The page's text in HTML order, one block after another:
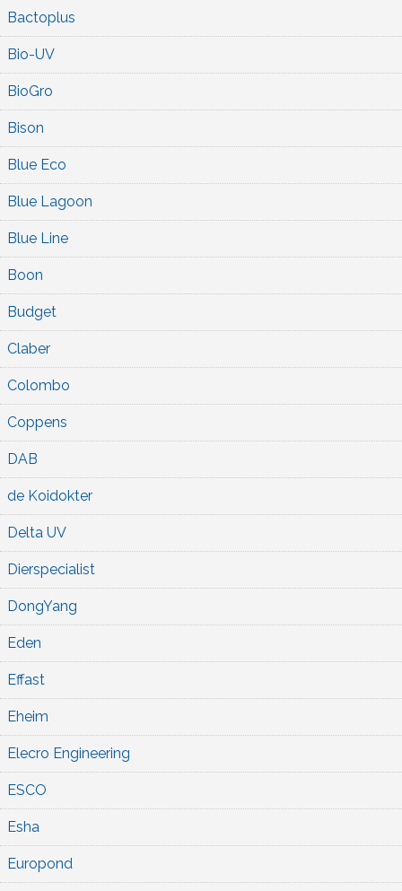
Bactoplus
Bio-UV
BioGro
Bison
Blue Eco
Blue Lagoon
Blue Line
Boon
Budget
Claber
Colombo
Coppens
DAB
de Koidokter
Delta UV
Dierspecialist
DongYang
Eden
Effast
Eheim
Elecro Engineering
ESCO
Esha
Europond